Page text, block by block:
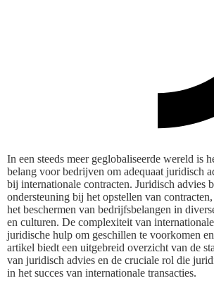
In een steeds meer geglobaliseerde wereld is
belang voor bedrijven om adequaat juridisch
bij internationale contracten. Juridisch advies
ondersteuning bij het opstellen van
het beschermen van bedrijfsbelangen in
en culturen. De complexiteit van
juridische hulp om geschillen te voorkomen
artikel biedt een uitgebreid overzicht van de
van juridisch advies en de cruciale rol die
in het succes van internationale transacties.